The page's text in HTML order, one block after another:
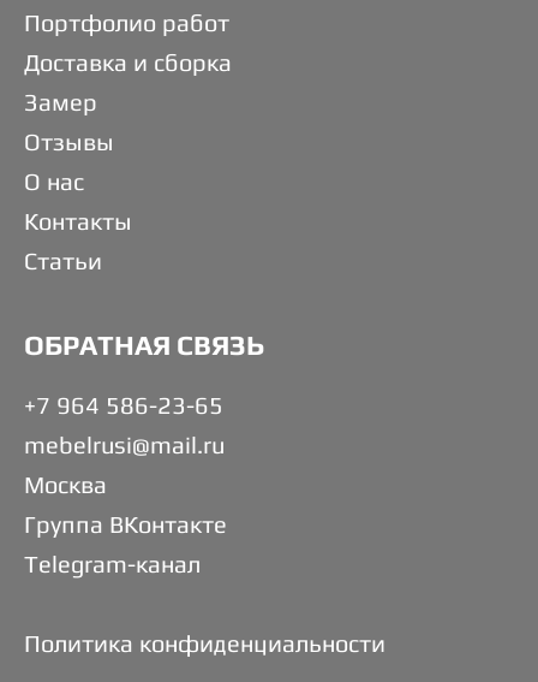
Портфолио работ
Доставка и сборка
Замер
Отзывы
О нас
Контакты
Статьи
ОБРАТНАЯ СВЯЗЬ
+7 964 586-23-65
mebelrusi@mail.ru
Москва
Группа ВКонтакте
Telegram-канал
Политика конфиденциальности